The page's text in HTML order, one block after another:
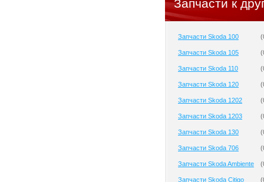
Запчасти к
Запчасти Skoda 100 (
Запчасти Skoda 105 (
Запчасти Skoda 110 (
Запчасти Skoda 120 (
Запчасти Skoda 1202 (
Запчасти Skoda 1203 (
Запчасти Skoda 130 (
Запчасти Skoda 706 (
Запчасти Skoda Ambiente (
Запчасти Skoda Citigo (